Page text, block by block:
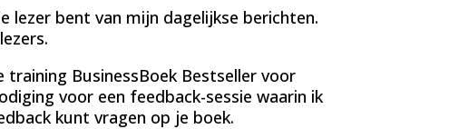
lezer bent van mijn dagelijkse berichten.
BusinessBoek Bestseller voor
voor een feedback-sessie waarin ik
kunt vragen op je boek.